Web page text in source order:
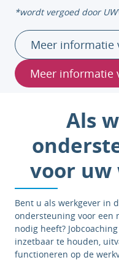
*wordt vergoed door
Meer informatie
Meer informatie
Als
voor uw
Bent u als werkgever in
ondersteuning voor een
nodig heeft?
inzetbaar te houden,
functioneren op de